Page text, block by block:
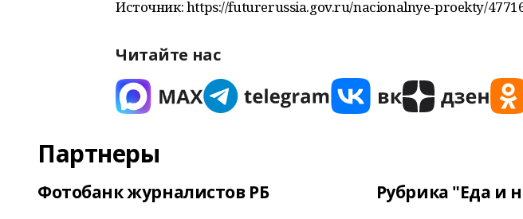
Источник: https://futurerussia.gov.ru/nacionalnye-proekty/
Читайте нас
Партнеры
Фотобанк журналистов РБ Рубрика "Еда и